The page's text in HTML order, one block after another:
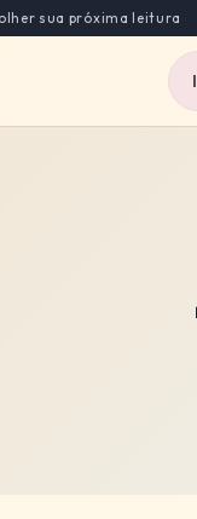
sua próxima leitura